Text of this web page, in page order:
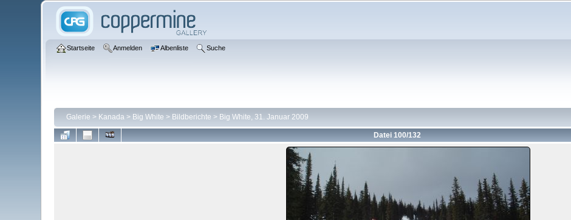
Startseite Anmelden Albenliste Suche
Galerie > Kanada> Big White > Bildberichte > Big White, 31. Januar 2009
Datei 100/132